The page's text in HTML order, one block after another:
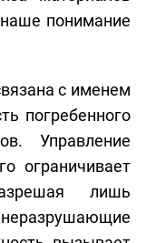
наше понимание
с именем
погребенного
Управление
ограничивает
лишь